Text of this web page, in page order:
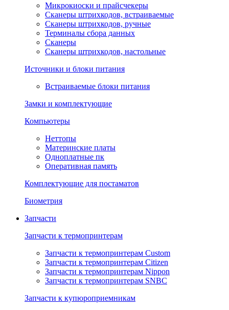
Микрокиоски и прайсчекеры
Сканеры штрихкодов, встраиваемые
Сканеры штрихкодов, ручные
Терминалы сбора данных
Сканеры
Сканеры штрихкодов, настольные
Источники и блоки питания
Встраиваемые блоки питания
Замки и комплектующие
Компьютеры
Неттопы
Материнские платы
Одноплатные пк
Оперативная память
Комплектующие для постаматов
Биометрия
Запчасти
Запчасти к термопринтерам
Запчасти к термопринтерам Custom
Запчасти к термопринтерам Citizen
Запчасти к термопринтерам Nippon
Запчасти к термопринтерам SNBC
Запчасти к купюроприемникам